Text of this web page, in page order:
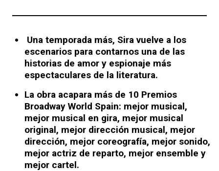
Una temporada más, Sira vuelve a los
escenarios para contarnos una de las
historias de amor y espionaje más
espectaculares de la literatura.
La obra acapara más de 10 Premios
Broadway World Spain: mejor musical,
mejor musical en gira, mejor musical
original, mejor dirección musical, mejor
dirección, mejor coreografía, mejor sonido,
mejor actriz de reparto, mejor ensemble y
mejor cartel.